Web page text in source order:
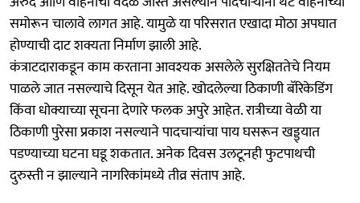
समोरून चालावे लागत आहे. यामुळे या परिसरात एखादा मोठा अपघात
होण्याची दाट शक्यता निर्माण झाली आहे.
कंत्राटदाराकडून काम करताना आवश्यक असलेले सुरक्षिततेचे नियम
पाळले जात नसल्याचे दिसून येत आहे. खोदलेल्या ठिकाणी बॅरिकेडिंग
किंवा धोक्याच्या सूचना देणारे फलक अपुरे आहेत. रात्रीच्या वेळी या
ठिकाणी पुरेसा प्रकाश नसल्याने पादचाऱ्यांचा पाय घसरून खड्ड्यात
पडण्याच्या घटना घडू शकतात. अनेक दिवस उलटूनही फुटपाथची
दुरुस्ती न झाल्याने नागरिकांमध्ये तीव्र संताप आहे.